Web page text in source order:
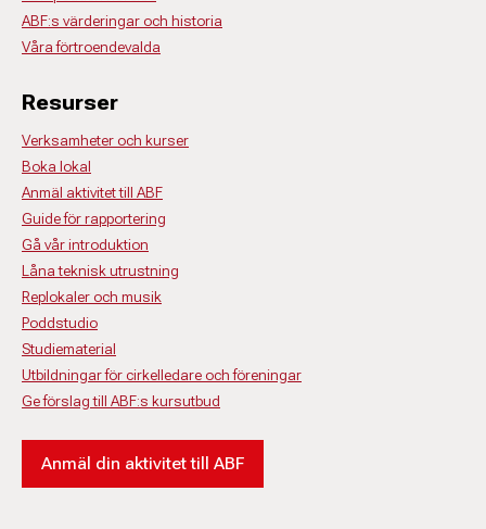
ABF:s värderingar och historia
Våra förtroendevalda
Resurser
Verksamheter och kurser
Boka lokal
Anmäl aktivitet till ABF
Guide för rapportering
Gå vår introduktion
Låna teknisk utrustning
Replokaler och musik
Poddstudio
Studiematerial
Utbildningar för cirkelledare och föreningar
Ge förslag till ABF:s kursutbud
Anmäl din aktivitet till ABF